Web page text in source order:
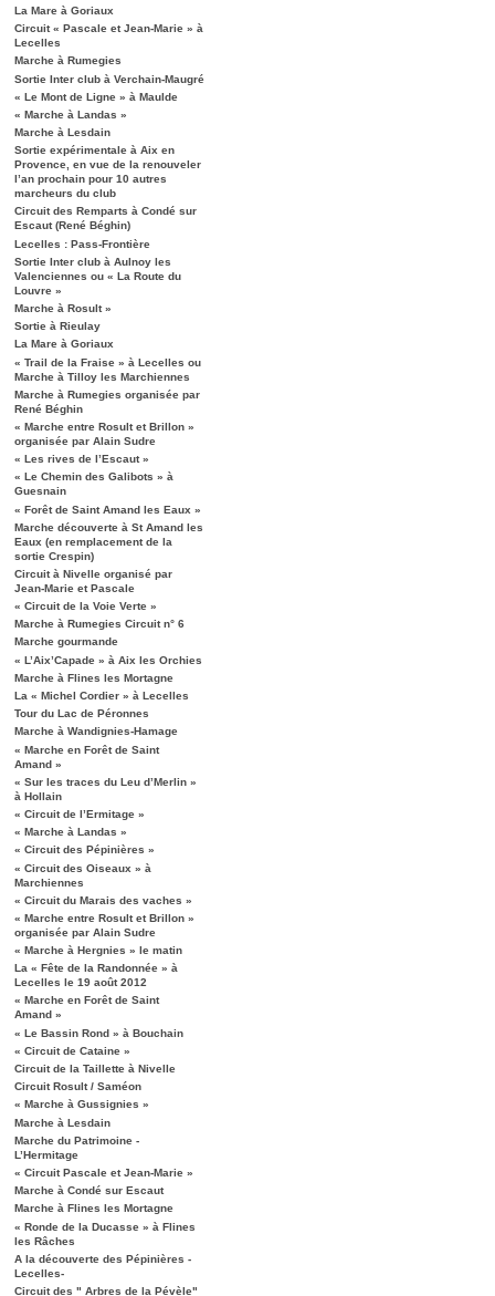
La Mare à Goriaux
Circuit « Pascale et Jean-Marie » à
Lecelles
Marche à Rumegies
Sortie Inter club à Verchain-Maugré
« Le Mont de Ligne » à Maulde
« Marche à Landas »
Marche à Lesdain
Sortie expérimentale à Aix en
Provence, en vue de la renouveler
l’an prochain pour 10 autres
marcheurs du club
Circuit des Remparts à Condé sur
Escaut (René Béghin)
Lecelles : Pass-Frontière
Sortie Inter club à Aulnoy les
Valenciennes ou « La Route du
Louvre »
Marche à Rosult »
Sortie à Rieulay
La Mare à Goriaux
« Trail de la Fraise » à Lecelles ou
Marche à Tilloy les Marchiennes
Marche à Rumegies organisée par
René Béghin
« Marche entre Rosult et Brillon »
organisée par Alain Sudre
« Les rives de l’Escaut »
« Le Chemin des Galibots » à
Guesnain
« Forêt de Saint Amand les Eaux »
Marche découverte à St Amand les
Eaux (en remplacement de la
sortie Crespin)
Circuit à Nivelle organisé par
Jean-Marie et Pascale
« Circuit de la Voie Verte »
Marche à Rumegies Circuit n° 6
Marche gourmande
« L’Aix’Capade » à Aix les Orchies
Marche à Flines les Mortagne
La « Michel Cordier » à Lecelles
Tour du Lac de Péronnes
Marche à Wandignies-Hamage
« Marche en Forêt de Saint
Amand »
« Sur les traces du Leu d’Merlin »
à Hollain
« Circuit de l’Ermitage »
« Marche à Landas »
« Circuit des Pépinières »
« Circuit des Oiseaux » à
Marchiennes
« Circuit du Marais des vaches »
« Marche entre Rosult et Brillon »
organisée par Alain Sudre
« Marche à Hergnies » le matin
La « Fête de la Randonnée » à
Lecelles le 19 août 2012
« Marche en Forêt de Saint
Amand »
« Le Bassin Rond » à Bouchain
« Circuit de Cataine »
Circuit de la Taillette à Nivelle
Circuit Rosult / Saméon
« Marche à Gussignies »
Marche à Lesdain
Marche du Patrimoine -
L’Hermitage
« Circuit Pascale et Jean-Marie »
Marche à Condé sur Escaut
Marche à Flines les Mortagne
« Ronde de la Ducasse » à Flines
les Râches
A la découverte des Pépinières -
Lecelles-
Circuit des " Arbres de la Pévèle"